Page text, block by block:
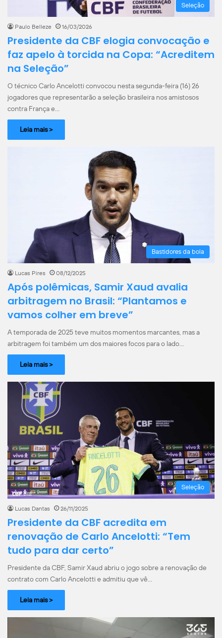
Seleção
Paulo Belleze 16/03/2026
Presidente da CBF elogia convocação e
faz apelo à torcida na Copa: “Acreditem
na Seleção”
O técnico Carlo Ancelotti convocou nesta segunda-feira (16) 26
jogadores que representarão a seleção brasileira nos amistosos
contra França e…
Leia mais >
Bastidores da bola
Lucas Pires 08/12/2025
Após polêmicas, Samir Xaud avalia
arbitragem no Brasil: “Plantamos e
vamos colher em breve”
A temporada de 2025 teve muitos momentos marcantes, mas a
arbitragem foi também um dos maiores focos para o lado…
Leia mais >
Seleção
Lucas Dantas 26/11/2025
Presidente da CBF acredita em
renovação de Carlo Ancelotti: “Tem
tudo para dar certo”
Presidente da CBF, Samir Xaud abriu o jogo sobre a renovação de
contrato com Carlo Ancelotti e admitiu que vê…
Leia mais >